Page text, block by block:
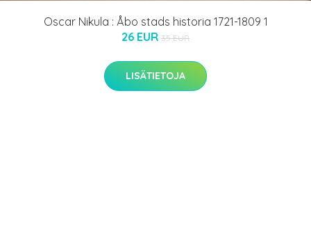
Oscar Nikula : Åbo stads historia 1721-1809 1
26 EUR 35 EUR
LISÄTIETOJA